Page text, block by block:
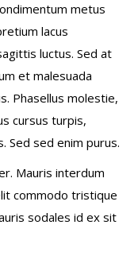
metus
lacus
luctus. Sed at
et malesuada
Phasellus molestie,
cursus turpis,
Sed sed enim purus.
Mauris interdum
commodo tristique
sodales id ex sit